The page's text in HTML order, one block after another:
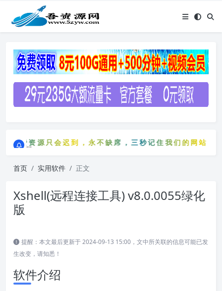
免费资源只会迟到，永不缺席，三秒记住我们的网站：
免费资源只会迟到，永不缺席，三秒记住我们的网站
首页 实用软件 正文
Xshell(远程连接工具) v8.0.0055绿化
版
提醒：本文最后更新于 2024-09-13 15:00，文中所关联的信息可能已发
生改变，请知悉！
软件介绍